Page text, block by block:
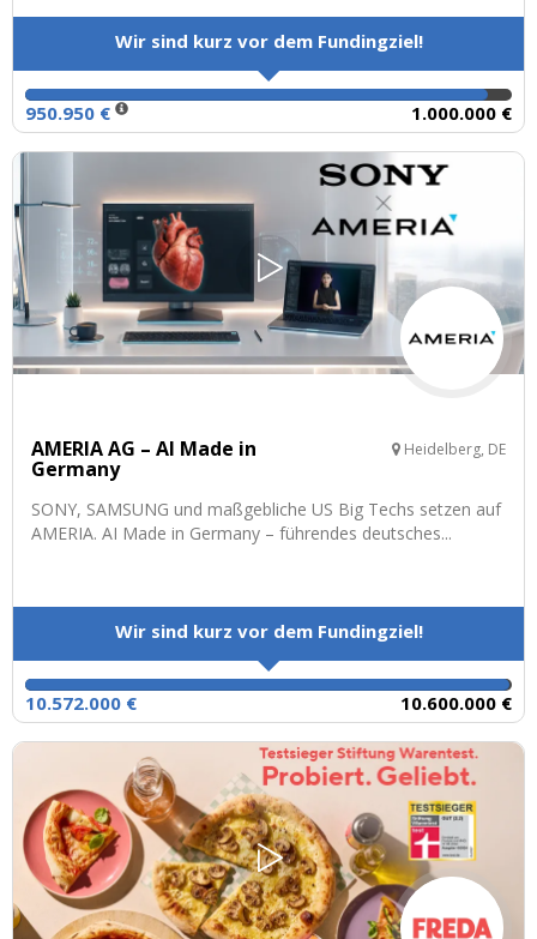
Wir sind kurz vor dem Fundingziel!
950.950 € 1.000.000 €
AMERIA AG – AI Made in
Germany
Heidelberg, DE
SONY, SAMSUNG und maßgebliche US Big Techs setzen auf
AMERIA. AI Made in Germany – führendes deutsches...
Wir sind kurz vor dem Fundingziel!
10.572.000 € 10.600.000 €